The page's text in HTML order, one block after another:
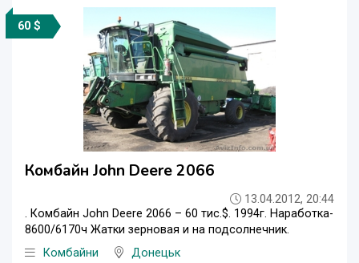
60 $
Комбайн John Deere 2066
13.04.2012, 20:44
. Комбайн John Deere 2066 – 60 тис.$. 1994г. Наработка-
8600/6170ч Жатки зерновая и на подсолнечник.
Комбайни
Донецьк